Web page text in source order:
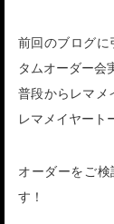
前回のブログに
タムオーダー会
普段からレマメ
レマメイヤート
オーダーをご
す！